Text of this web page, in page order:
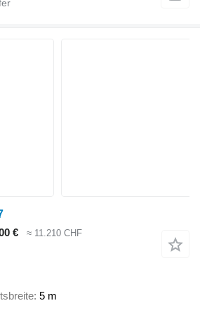
€
≈ 11.210 CHF
5 m